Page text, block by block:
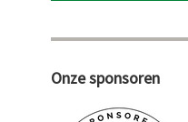
Onze sponsoren